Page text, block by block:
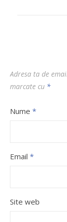
Adresa ta de
marcate cu *
Nume *
Email *
Site web